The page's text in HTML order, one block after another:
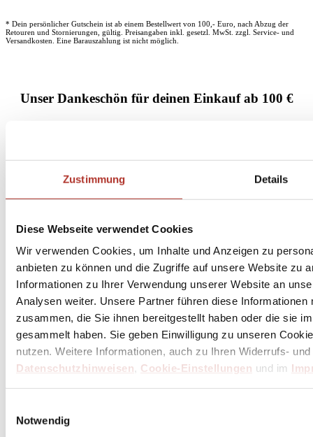
Zustimmung Details
Diese Webseite verwendet Cookies
Wir verwenden Cookies, um Inhalte und Anzeigen zu
anbieten zu können und die Zugriffe auf unsere Website zu
Informationen zu Ihrer Verwendung unserer Website an
Analysen weiter. Unsere Partner führen diese
zusammen, die Sie ihnen bereitgestellt haben oder die sie
gesammelt haben. Sie geben Einwilligung zu unseren
nutzen. Weitere Informationen, auch zu Ihren Widerrufs-
Datenschutzhinweisen, Cookie-Einstellungen und im
Notwendig
* Dein persönlicher Gutschein ist ab einem Bestellwert von 100,- Euro, nach Abzug der
Retouren und Stornierungen, gültig. Preisangaben inkl. gesetzl. MwSt. zzgl. Service- und
Versandkosten. Eine Barauszahlung ist nicht möglich.
Unser Dankeschön für deinen Einkauf ab 100 €